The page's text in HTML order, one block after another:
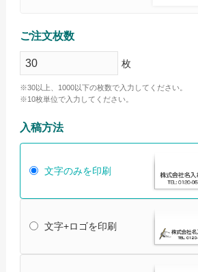
名入れタオル Ai入稿について
オリジナルタオルについて
ご注文の流れ
配送・送料について
お支払いについて
返品・交換・キャンセルについて
よくあるご質問
お役立ちブログ
ご注文枚数
枚
※30以上、1000以下の枚数で入力してください。
※10枚単位で入力してください。
入稿方法
文字のみを印刷
文字+ロゴを印刷